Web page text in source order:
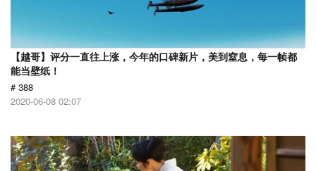
【越哥】评分一直往上涨，今年的口碑新片，美到窒息，每一帧都
能当壁纸！
# 388
2020-06-08 02:07